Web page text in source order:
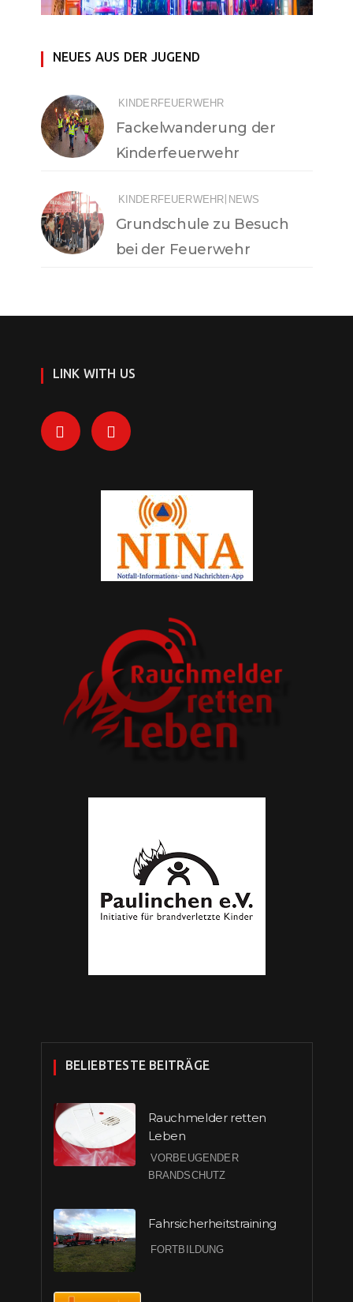
NEUES AUS DER JUGEND
KINDERFEUERWEHR
Fackelwanderung der
Kinderfeuerwehr
KINDERFEUERWEHR NEWS
Grundschule zu Besuch
bei der Feuerwehr
LINK WITH US
BELIEBTESTE BEITRÄGE
Rauchmelder retten
Leben
VORBEUGENDER
BRANDSCHUTZ
Fahrsicherheitstraining
FORTBILDUNG